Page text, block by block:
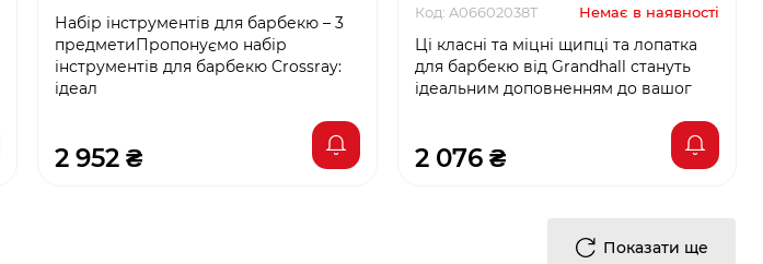
Набір інструментів для барбекю – 3
предметиПропонуємо набір
інструментів для барбекю Crossray:
ідеал
2 952 ₴
Код: A06602038T Немає в наявності
Ці класні та міцні щипці та лопатка
для барбекю від Grandhall стануть
ідеальним доповненням до вашог
2 076 ₴
Показати ще